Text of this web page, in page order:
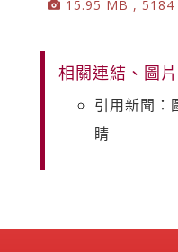
15.95 MB ,
相關連結、圖片
引用新聞：
睛